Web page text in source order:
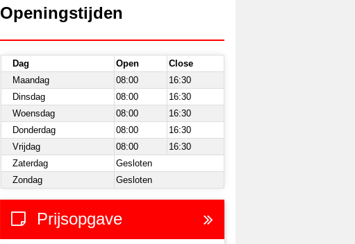
Openingstijden
Dag Open
Close
Maandag
08:00
16:30
Dinsdag
08:00
16:30
Woensdag
08:00
16:30
Donderdag
08:00
16:30
Vrijdag
08:00
16:30
Zaterdag
Gesloten
Zondag
Gesloten
Prijsopgave